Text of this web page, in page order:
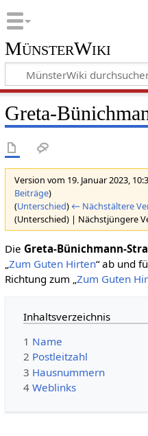
MünsterWiki
Greta-
Version vom 19. Januar 2023,
Beiträge)
(Unterschied) ← Nächstältere
(Unterschied) | Nächstjüngere
Die Greta-Bünichmann-
„Zum Guten Hirten“ ab und
Richtung zum „Zum Guten
Inhaltsverzeichnis
1 Name
2 Postleitzahl
3 Hausnummern
4 Weblinks